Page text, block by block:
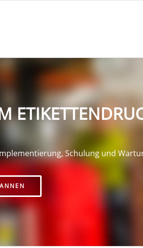
Schulung und